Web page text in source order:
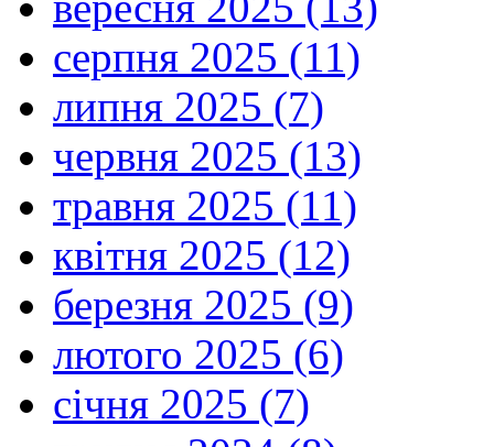
серпня 2025 (11)
липня 2025 (7)
червня 2025 (13)
травня 2025 (11)
квітня 2025 (12)
березня 2025 (9)
лютого 2025 (6)
січня 2025 (7)